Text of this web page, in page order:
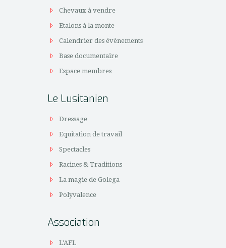
Chevaux à vendre
Etalons à la monte
Calendrier des évènements
Base documentaire
Espace membres
Le Lusitanien
Dressage
Equitation de travail
Spectacles
Racines & Traditions
La magie de Golega
Polyvalence
Association
L'AFL